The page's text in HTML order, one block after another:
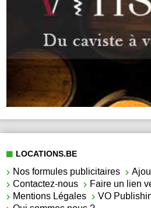
LOCATIONS.BE
Nos formules publicitaires
Contactez-nous
Faire un lien
Mentions Légales
VO